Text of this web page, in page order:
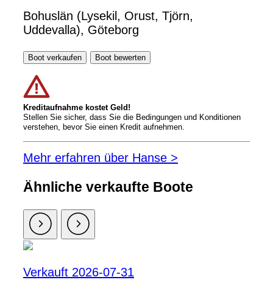
Bohuslän (Lysekil, Orust, Tjörn,
Uddevalla), Göteborg
Boot verkaufen Boot bewerten
Kreditaufnahme kostet Geld!
Stellen Sie sicher, dass Sie die Bedingungen und Konditionen
verstehen, bevor Sie einen Kredit aufnehmen.
Mehr erfahren über Hanse >
Ähnliche verkaufte Boote
Verkauft 2026-07-31